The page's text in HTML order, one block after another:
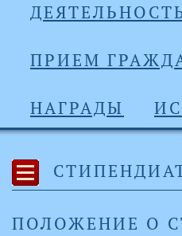
ПРИЕМ
НАГРАДЫ
ПОЛОЖЕНИЕ О